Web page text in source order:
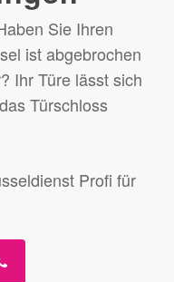
Sie Ihren
ist abgebrochen
Ihr Türe lässt sich
Türschloss
Profi für